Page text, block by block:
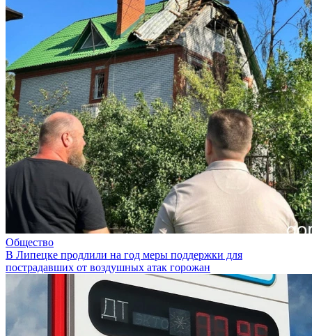
Общество
В Липецке продлили на год меры поддержки для
пострадавших от воздушных атак горожан